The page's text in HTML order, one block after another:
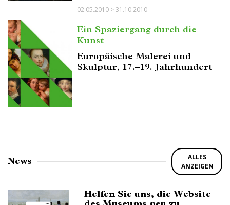
02.05.2010 > 31.10.2010
Ein Spaziergang durch die
Kunst
Europäische Malerei und
Skulptur, 17.–19. Jahrhundert
News
ALLES
ANZEIGEN
Helfen Sie uns, die Website